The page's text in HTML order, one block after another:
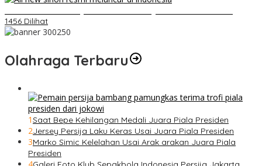
1456 Dilihat
Olahraga Terbaru
1Saat Bepe Kehilangan Medali Juara Piala Presiden
2Jersey Persija Laku Keras Usai Juara Piala Presiden
3Marko Simic Kelelahan Usai Arak arakan Juara Piala
Presiden